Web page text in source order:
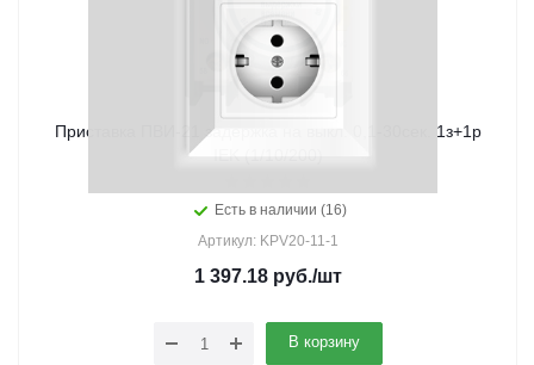
Приставка ПВИ-21 задержка на выкл. 0,1-30сек. 1з+1р
IEK (1/10/200)
Есть в наличии (16)
Артикул: KPV20-11-1
1 397.18 руб./шт
В корзину